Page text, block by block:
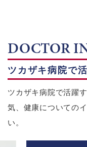
DOCTOR
ツカザキ病院で
ツカザキ病院で活躍
気、健康についての
い。